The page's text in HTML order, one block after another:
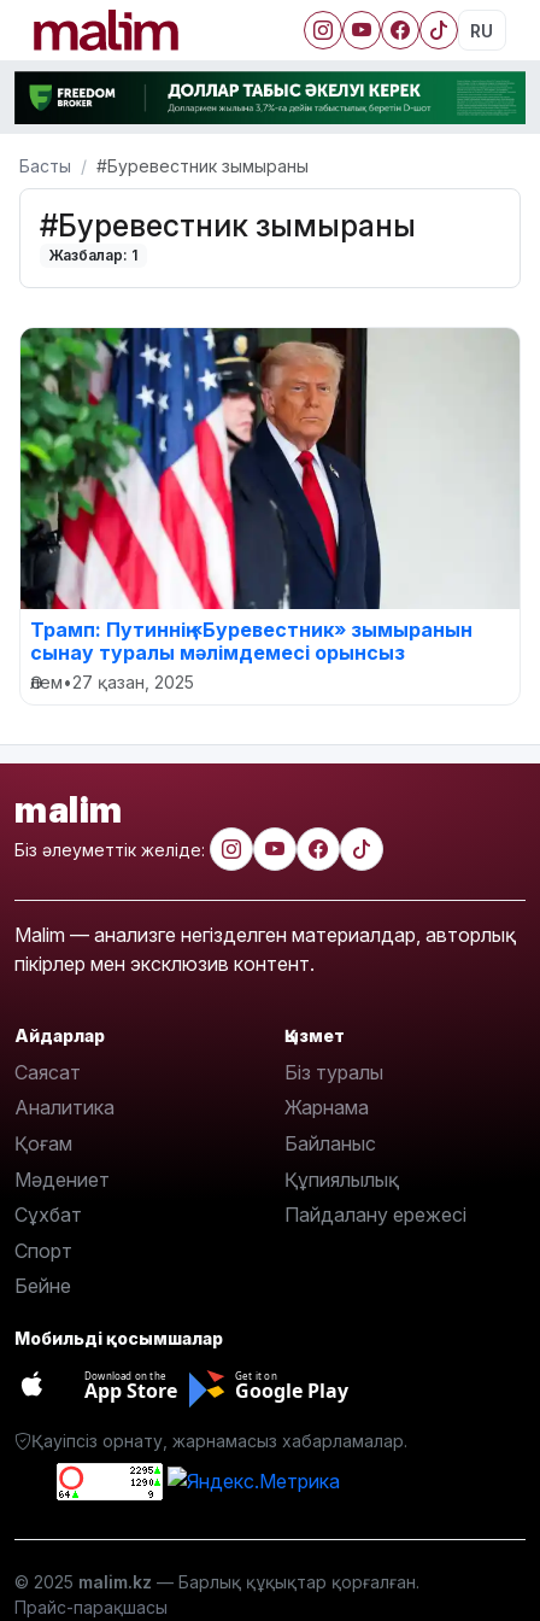
RU
Басты #Буревестник зымыраны
#Буревестник зымыраны
Жазбалар: 1
Трамп: Путиннің «Буревестник» зымыранын
сынау туралы мәлімдемесі орынсыз
Әлем•27 қазан, 2025
malim
Біз әлеуметтік желіде:
Malim — анализге негізделген материалдар, авторлық
пікірлер мен эксклюзив контент.
Айдарлар
Саясат
Аналитика
Қоғам
Мәдениет
Сұхбат
Спорт
Бейне
Қызмет
Біз туралы
Жарнама
Байланыс
Құпиялылық
Пайдалану ережесі
Мобильді қосымшалар
Download on the
App Store
Get it on
Google Play
Қауіпсіз орнату, жарнамасыз хабарламалар.
© 2025 malim.kz — Барлық құқықтар қорғалған.
Прайс-парақшасы